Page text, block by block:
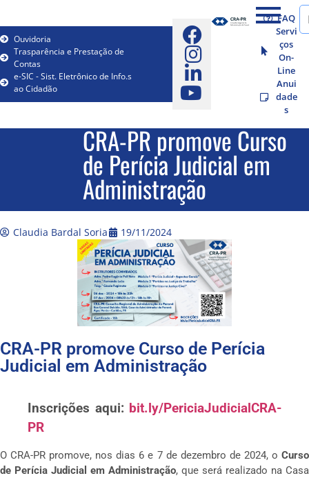
Ouvidoria
Trasparência e Prestação de
Contas
e-SIC - Sist. Eletrônico de Info.s
ao Cidadão
FAQ
Servi
ços
On-
Line
Anui
dade
s
CRA-PR promove Curso
de Perícia Judicial em
Administração
Claudia Bardal Soria 19/11/2024
CRA-PR promove Curso de Perícia
Judicial em Administração
Inscrições aqui: bit.ly/PericiaJudicialCRA-
PR
O CRA-PR promove, nos dias 6 e 7 de dezembro de 2024, o Curso
de Perícia Judicial em Administração, que será realizado na Casa